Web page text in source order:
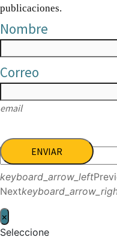
publicaciones.
Nombre
Correo
email
ENVIAR
keyboard_arrow_left
Next
×
Seleccione